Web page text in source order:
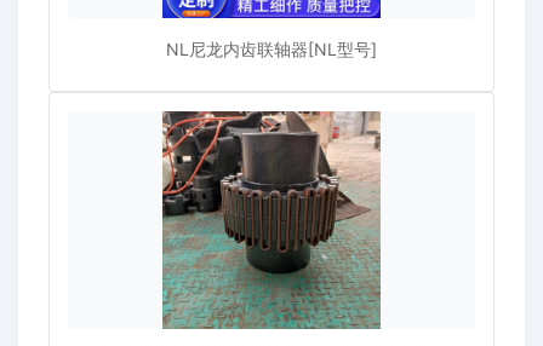
NL尼龙内齿联轴器[NL型号]